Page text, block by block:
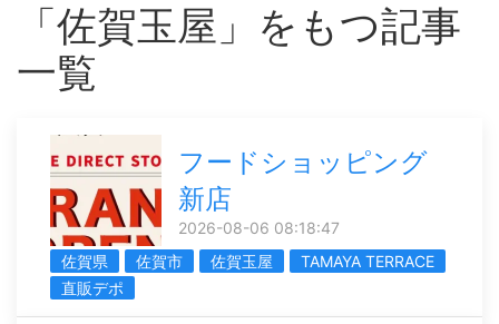
「佐賀玉屋」をもつ記事
一覧
フードショッピング
新店
2026-08-06 08:18:47
佐賀県
佐賀市 佐賀玉屋
TAMAYA TERRACE
直販デポ